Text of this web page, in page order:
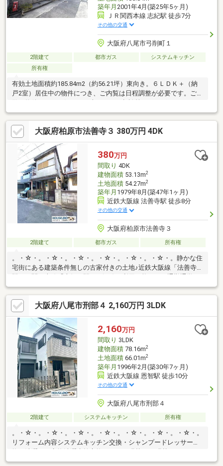
築年月 2001年4月(築25年5ヶ月)
ＪＲ関西本線 志紀駅 徒歩7分
その他の交通
大阪府八尾市弓削町１
2階建て 都市ガス
システムキッチン
所有権
有効土地面積約185.84m2（約56.21坪）東向き。６ＬＤＫ＋（納
戸2室）居住中の物件につき、ご内覧は日程調整が必要です。ご内
ら、お気軽に【担当：清水（しみず）】までご連絡お願い致しま
す。堺店お問い合わせ先：0120-58-2371
大阪府柏原市法善寺３ 380万円 4DK
380万円
間取り 4DK
建物面積53.13m2
土地面積54.27m2
築年月 1979年8月(築47年1ヶ月)
近鉄大阪線 法善寺駅 徒歩8分
その他の交通
大阪府柏原市法善寺３
2階建て 都市ガス 所有権
。・☆・。・☆・。・☆・。・☆・。・☆・。・☆・。静かな住
宅街にある建築条件無しの古家付きの土地♪近鉄大阪線「法善寺」
とっても便利♪学校・柏原市立堅下北小学校・柏原市立堅下北中学
校。・☆・。・☆・。・☆・。・☆・。・☆・。・☆・。
大阪府八尾市刑部４ 2,160万円 3LDK
2,160万円
間取り 3LDK
建物面積78.16m2
土地面積66.01m2
築年月 1996年2月(築30年7ヶ月)
近鉄大阪線 恩智駅 徒歩10分
その他の交通
大阪府八尾市刑部４
2階建て システムキッチン 所有権
。・☆・。・☆・。・☆・。・☆・。・☆・。・☆・。・☆・。
リフォーム内容システムキッチン交換・シャンプードレッサー交
換・洗濯パン交換洗濯水栓交換・クロス張替・CF張替・TVモニタ
ーホン取替・LDKフロアタイル上張バルコニー防水塗装・ハウス